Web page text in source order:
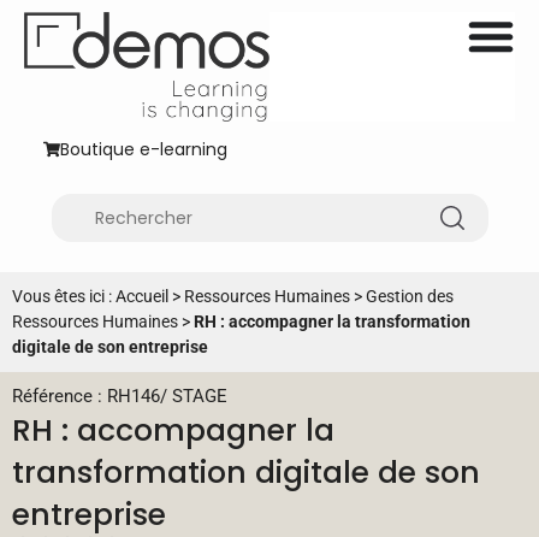
Boutique e-learning
Vous êtes ici :Accueil > Ressources Humaines >Gestion des
Ressources Humaines >RH : accompagner la transformation
digitale de son entreprise
Référence : RH146/ STAGE
RH : accompagner la
transformation digitale de son
entreprise